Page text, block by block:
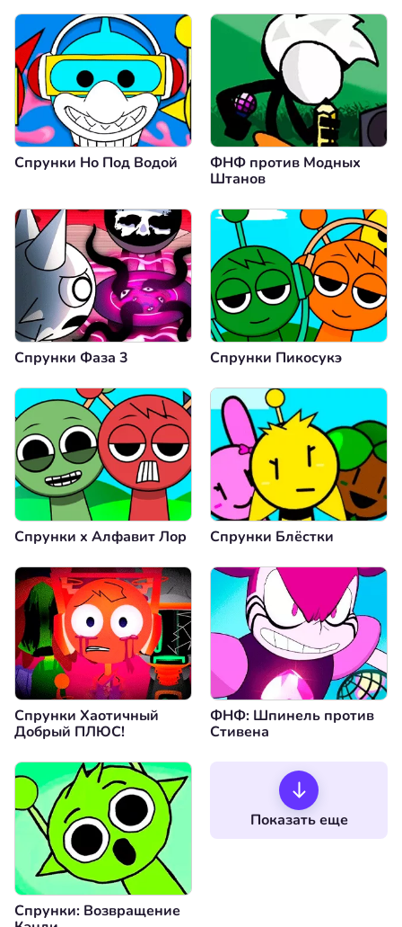
Спрунки Но Под Водой
ФНФ против Модных
Штанов
Спрунки Фаза 3 Спрунки Пикосукэ
Спрунки x Алфавит Лор Спрунки Блёстки
Спрунки Хаотичный
Добрый ПЛЮС!
ФНФ: Шпинель против
Стивена
Спрунки: Возвращение
Показать еще